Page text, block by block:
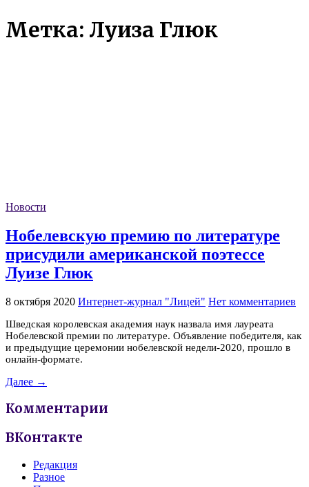
Метка: Луиза Глюк
Новости
Нобелевскую премию по литературе
присудили американской поэтессе
Луизе Глюк
8 октября 2020 Интернет-журнал "Лицей" Нет комментариев
Шведская королевская академия наук назвала имя лауреата
Нобелевской премии по литературе. Объявление победителя, как
и предыдущие церемонии нобелевской недели-2020, прошло в
онлайн-формате.
Далее →
Комментарии
ВКонтакте
Редакция
Разное